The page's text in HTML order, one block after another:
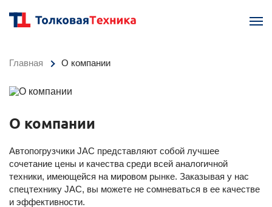
Главная О компании
О компании
Автопогрузчики JAC представляют собой лучшее
сочетание цены и качества среди всей аналогичной
техники, имеющейся на мировом рынке. Заказывая у нас
спецтехнику JAC, вы можете не сомневаться в ее качестве
и эффективности.